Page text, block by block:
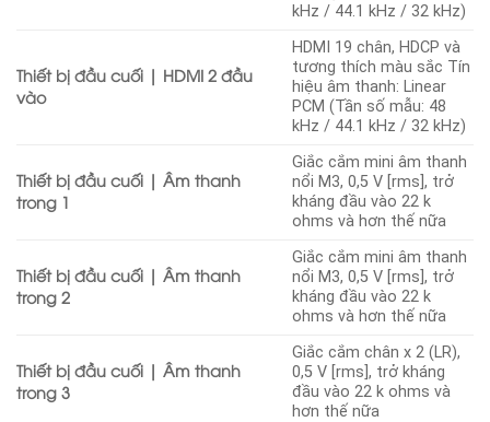
kHz / 44.1 kHz / 32 kHz)
Thiết bị đầu cuối | HDMI 2 đầu
vào
HDMI 19 chân, HDCP và
tương thích màu sắc Tín
hiệu âm thanh: Linear
PCM (Tần số mẫu: 48
kHz / 44.1 kHz / 32 kHz)
Thiết bị đầu cuối | Âm thanh
trong 1
Giắc cắm mini âm thanh
nổi M3, 0,5 V [rms], trở
kháng đầu vào 22 k
ohms và hơn thế nữa
Thiết bị đầu cuối | Âm thanh
trong 2
Giắc cắm mini âm thanh
nổi M3, 0,5 V [rms], trở
kháng đầu vào 22 k
ohms và hơn thế nữa
Thiết bị đầu cuối | Âm thanh
trong 3
Giắc cắm chân x 2 (LR),
0,5 V [rms], trở kháng
đầu vào 22 k ohms và
hơn thế nữa